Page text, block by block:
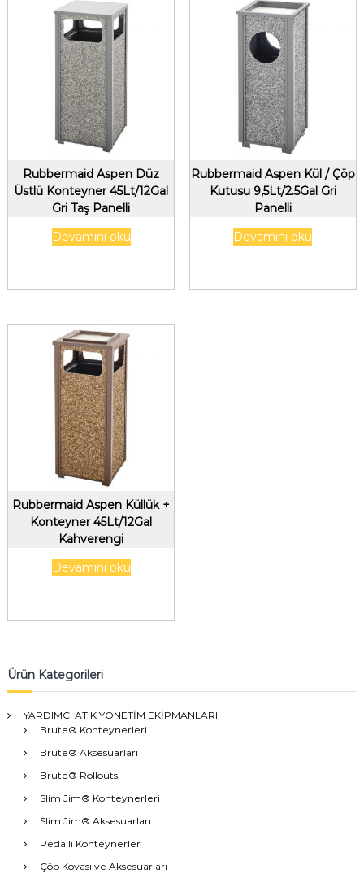
Rubbermaid Aspen Düz
Üstlü Konteyner 45Lt/12Gal
Gri Taş Panelli
Devamını oku
Rubbermaid Aspen Kül / Çöp
Kutusu 9,5Lt/2.5Gal Gri
Panelli
Devamını oku
Rubbermaid Aspen Küllük +
Konteyner 45Lt/12Gal
Kahverengi
Devamını oku
Ürün Kategorileri
YARDIMCI ATIK YÖNETİM EKİPMANLARI
Brute® Konteynerleri
Brute® Aksesuarları
Brute® Rollouts
Slim Jim® Konteynerleri
Slim Jim® Aksesuarları
Pedallı Konteynerler
Çöp Kovası ve Aksesuarları